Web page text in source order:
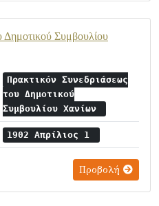
Δημοτικού Συμβουλίου
Πρακτικόν Συνεδριάσεως
του Δημοτικού
Συμβουλίου Χανίων
1902 Απρίλιος 1
Προβολή